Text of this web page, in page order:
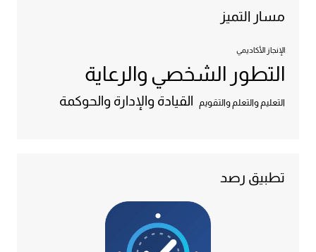
مسار التميز
الإنجاز الأكاديمي
التطور الشخصي والرعاية
التعليم والتعلم والتقويم القيادة والإدارة والحوكمة
تطبيق رصد